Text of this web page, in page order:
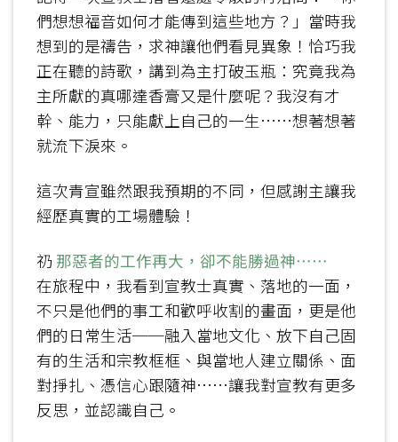
們想想福音如何才能傳到這些地方？」當時我
想到的是禱告，求神讓他們看見異象！恰巧我
正在聽的詩歌，講到為主打破玉瓶：究竟我為
主所獻的真哪達香膏又是什麼呢？我沒有才
幹、能力，只能獻上自己的一生……想著想著
就流下淚來。
這次青宣雖然跟我預期的不同，但感謝主讓我
經歷真實的工場體驗！
礽 那惡者的工作再大，卻不能勝過神……
在旅程中，我看到宣教士真實、落地的一面，
不只是他們的事工和歡呼收割的畫面，更是他
們的日常生活──融入當地文化、放下自己固
有的生活和宗教框框、與當地人建立關係、面
對掙扎、憑信心跟隨神……讓我對宣教有更多
反思，並認識自己。